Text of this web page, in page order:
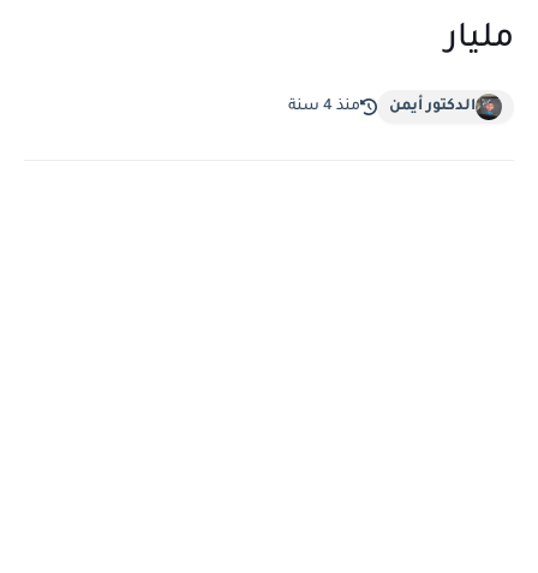
مليار
الدكتور أيمن منذ 4 سنة